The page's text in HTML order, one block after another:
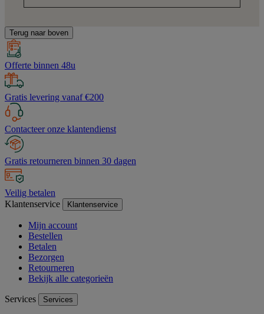
Terug naar boven
Offerte binnen 48u
Gratis levering vanaf €200
Contacteer onze klantendienst
Gratis retourneren binnen 30 dagen
Veilig betalen
Klantenservice
Klantenservice
Mijn account
Bestellen
Betalen
Bezorgen
Retourneren
Bekijk alle categorieën
Services Services